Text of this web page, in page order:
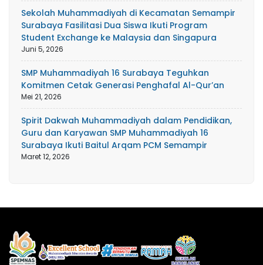
Sekolah Muhammadiyah di Kecamatan Semampir
Surabaya Fasilitasi Dua Siswa Ikuti Program
Student Exchange ke Malaysia dan Singapura
Juni 5, 2026
SMP Muhammadiyah 16 Surabaya Teguhkan
Komitmen Cetak Generasi Penghafal Al-Qur’an
Mei 21, 2026
Spirit Dakwah Muhammadiyah dalam Pendidikan,
Guru dan Karyawan SMP Muhammadiyah 16
Surabaya Ikuti Baitul Arqam PCM Semampir
Maret 12, 2026